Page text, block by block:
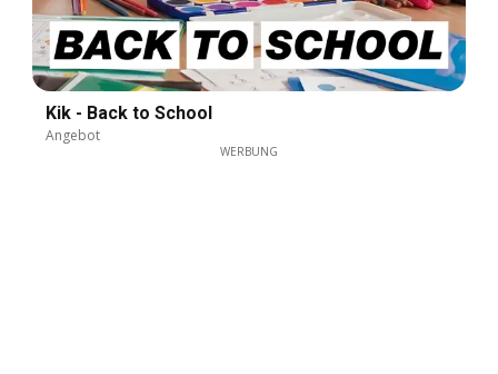
Kik - Back to School
Angebot
WERBUNG